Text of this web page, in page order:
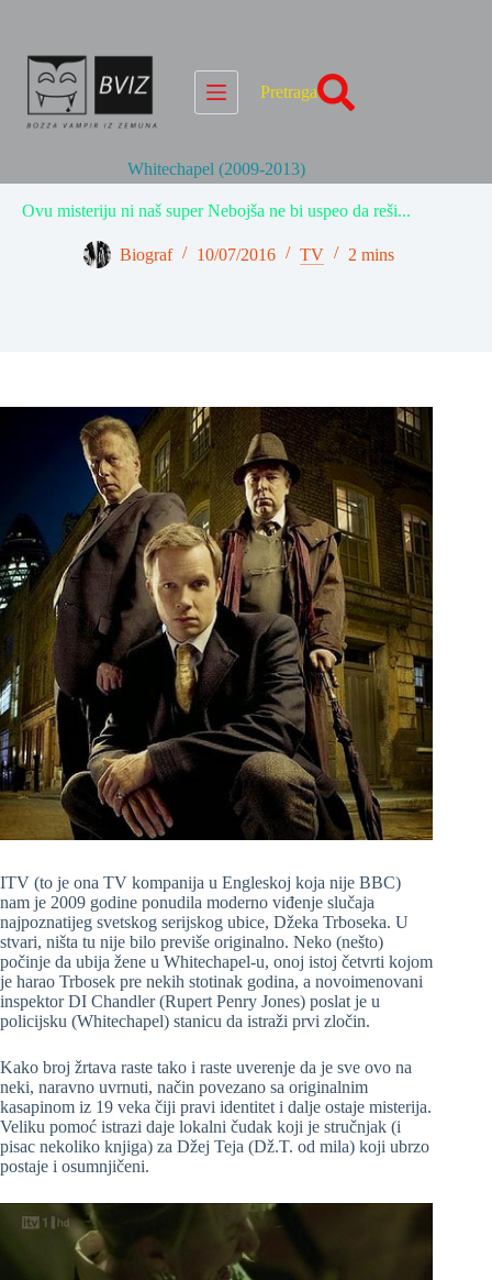
Pretraga
Whitechapel (2009-2013)
Ovu misteriju ni naš super Nebojša ne bi uspeo da reši...
Biograf 10/07/2016 TV 2 mins
ITV (to je ona TV kompanija u Engleskoj koja nije BBC)
nam je 2009 godine ponudila moderno viđenje slučaja
najpoznatijeg svetskog serijskog ubice, Džeka Trboseka. U
stvari, ništa tu nije bilo previše originalno. Neko (nešto)
počinje da ubija žene u Whitechapel-u, onoj istoj četvrti kojom
je harao Trbosek pre nekih stotinak godina, a novoimenovani
inspektor DI Chandler (Rupert Penry Jones) poslat je u
policijsku (Whitechapel) stanicu da istraži prvi zločin.
Kako broj žrtava raste tako i raste uverenje da je sve ovo na
neki, naravno uvrnuti, način povezano sa originalnim
kasapinom iz 19 veka čiji pravi identitet i dalje ostaje misterija.
Veliku pomoć istrazi daje lokalni čudak koji je stručnjak (i
pisac nekoliko knjiga) za Džej Teja (Dž.T. od mila) koji ubrzo
postaje i osumnjičeni.